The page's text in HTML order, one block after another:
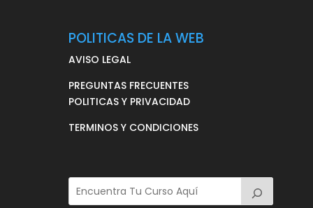
POLITICAS DE LA WEB
AVISO LEGAL
PREGUNTAS FRECUENTES
POLITICAS Y PRIVACIDAD
TERMINOS Y CONDICIONES